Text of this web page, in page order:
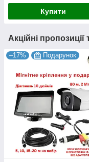
Купити
Акційні пропозиції
–17% Подарунок